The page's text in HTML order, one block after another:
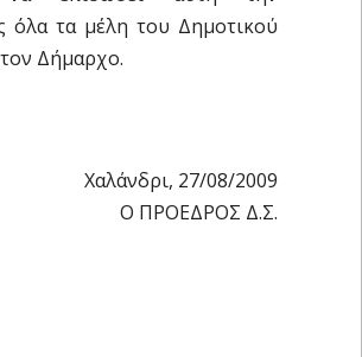
όλα τα μέλη του Δημοτικού
Δήμαρχο.
Χαλάνδρι, 27/08/2009
Ο ΠΡΟΕΔΡΟΣ Δ.Σ.